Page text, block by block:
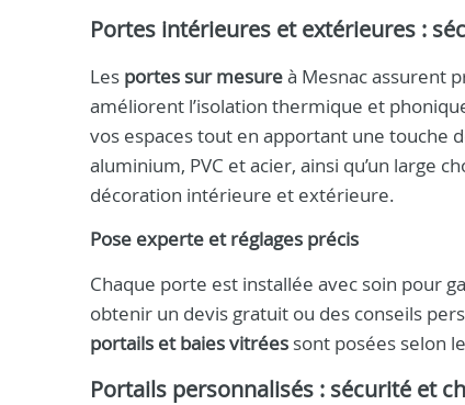
Portes intérieures et extérieures :
Les portes sur mesureà Mesnac assurent
améliorent l’isolation thermique et
vos espaces tout en apportant une touche
aluminium, PVC et acier, ainsi qu’un large
décoration intérieure et extérieure.
Pose experte et réglages précis
Chaque porte est installée avec soin pour
obtenir un devis gratuit ou des conseils
portails et baies vitrées sont posées selon
Portails personnalisés : sécurité et